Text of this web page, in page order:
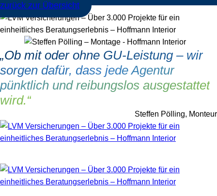
zurück zur Übersicht
„Ob mit oder ohne GU-Leistung – wir
sorgen dafür, dass jede Agentur
pünktlich und reibungslos ausgestattet
wird.“
Steffen Pölling, Monteur